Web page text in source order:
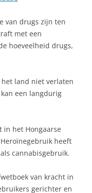
van drugs zijn ten
met een
hoeveelheid drugs,
land niet verlaten
een langdurig
in het Hongaarse
heeft
cannabisgebruik.
van kracht in
gerichter en